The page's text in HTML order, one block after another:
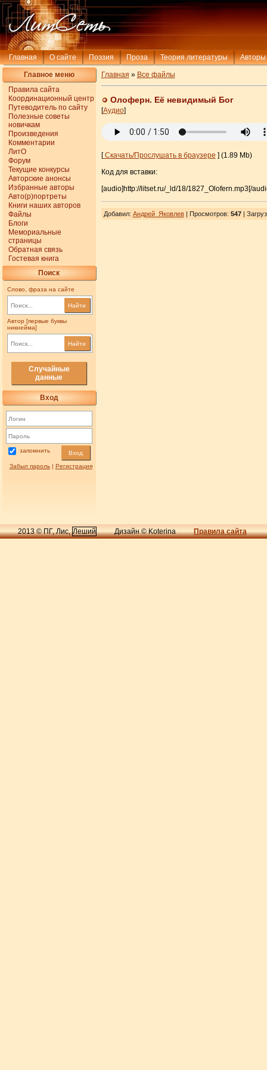
Главная О сайте Поэзия Проза Теория литературы Авторы
Главное меню
Правила сайта
Координационный центр
Путеводитель по сайту
Полезные советы
новичкам
Произведения
Комментарии
ЛитО
Форум
Текущие конкурсы
Авторские анонсы
Избранные авторы
Авто(р)портреты
Книги наших авторов
Файлы
Блоги
Мемориальные
страницы
Обратная связь
Гостевая книга
Поиск
Слово, фраза на сайте
Найти
Автор [первые буквы
никнейма]
Найти
Случайные
данные
Вход
запомнить Вход
Забыл пароль| Регистрация
Главная » Все файлы
Олоферн. Её невидимый Бог
[Аудио]
[Скачать/Прослушать в браузере ] (1.89 Mb)
Код для вставки:
[audio]http://litset.ru/_ld/18/1827_Olofern.mp3[/
Добавил: Андрей_Яковлев| Просмотров: 547|
2013 © ПГ, Лис,Леший Дизайн © Koterina Правила сайта